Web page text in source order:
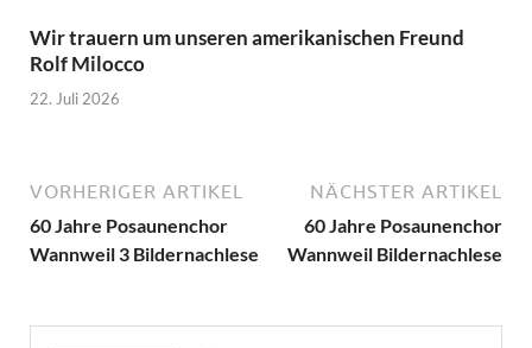
Wir trauern um unseren amerikanischen Freund
Rolf Milocco
22. Juli 2026
VORHERIGER ARTIKEL
60 Jahre Posaunenchor
Wannweil 3 Bildernachlese
NÄCHSTER ARTIKEL
60 Jahre Posaunenchor
Wannweil Bildernachlese